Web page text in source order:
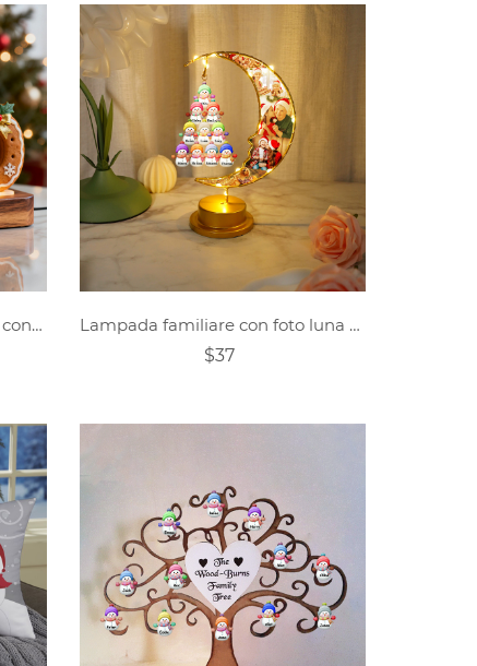
Luce notturna personalizzata con nome natalizio
Lampada familiare con foto luna pupazzo di neve personalizzata
$37